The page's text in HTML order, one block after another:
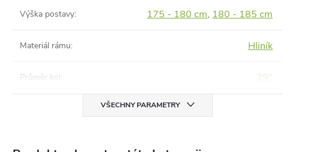
Výška postavy: 175 - 180 cm, 180 - 185 cm
Materiál rámu: Hliník
Průměr kol: 29"
VŠECHNY PARAMETRY